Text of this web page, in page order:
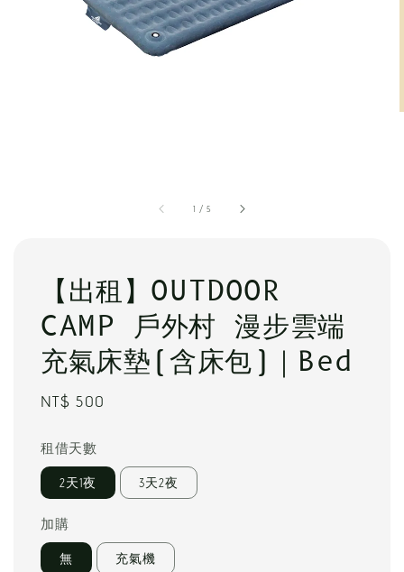
1 /5
【出租】OUTDOOR
CAMP 戶外村 漫步雲端
充氣床墊(含床包)｜Bed
Regular
NT$ 500
租借天數
2天1夜 3天2夜
加購
無 充氣機